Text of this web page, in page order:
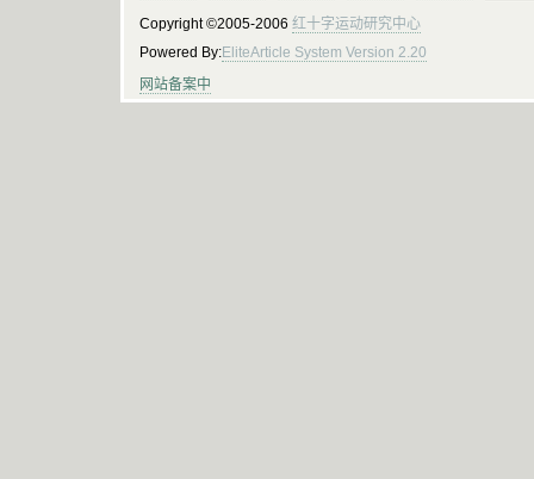
Copyright ©2005-2006 红十字运动研究中心
Powered By:EliteArticle System Version 2.20
网站备案中